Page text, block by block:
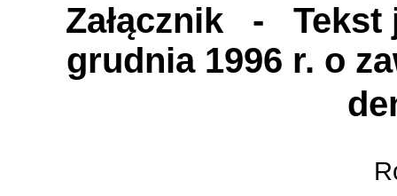
Załącznik - Tekst
grudnia 1996 r. o